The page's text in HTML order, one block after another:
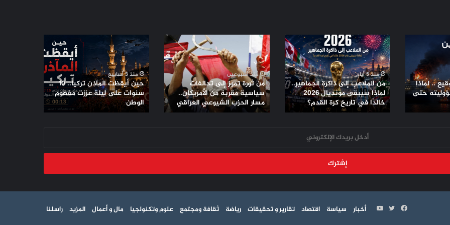
.. لماذا
حتى
من
الملاعب
إلى
ذاكرة
الجماهير..
لماذا
سيبقى
مونديال
تاريخ
القدم؟
منذ 5 أيام
من الملاعب إلى ذاكرة الجماهير..
لماذا سيبقى مونديال 2026
خالدًا في تاريخ كرة القدم؟
من
ثورة
تموز
إلى
تحالفات
سياسية
مقربة
من
الشيوعي
منذ أسبوعين
من ثورة تموز إلى تحالفات
سياسية مقربة من الأمريكان..
مسار الحزب الشيوعي العراقي
حين
أيقظت
المآذن
تركيا..
10
سنوات
على
ليلة
منذ 3 أسابيع
حين أيقظت المآذن تركيا.. 10
سنوات على ليلة عززت مفهوم
الوطن
أخبار سياسة اقتصاد تقارير و تحقيقات رياضة ثقافة ومجتمع علوم وتكنولجيا مال و أعمال المزيد راسلنا فيسبوك
تويتريوتيوب